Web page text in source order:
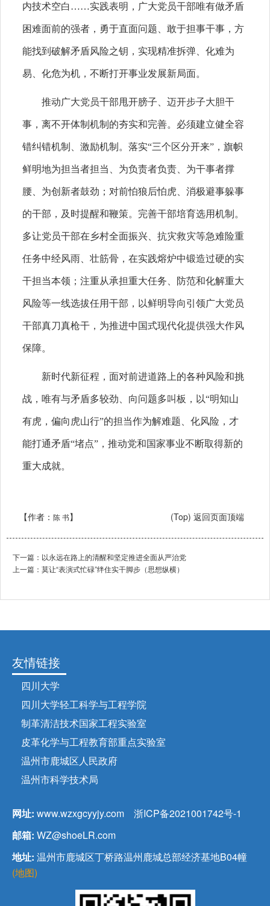
内技术空白……实践表明，广大党员干部唯有做矛盾
困难面前的强者，勇于直面问题、敢于担事干事，方
能找到破解矛盾风险之钥，实现精准拆弹、化难为
易、化危为机，不断打开事业发展新局面。
推动广大党员干部甩开膀子、迈开步子大胆干
事，离不开体制机制的夯实和完善。必须建立健全容
错纠错机制、激励机制。落实“三个区分开来”，旗帜
鲜明地为担当者担当、为负责者负责、为干事者撑
腰、为创新者鼓劲；对前怕狼后怕虎、消极避事躲事
的干部，及时提醒和鞭策。完善干部培育选用机制。
多让党员干部在乡村全面振兴、抗灾救灾等急难险重
任务中经风雨、壮筋骨，在实践熔炉中锻造过硬的实
干担当本领；注重从承担重大任务、防范和化解重大
风险等一线选拔任用干部，以鲜明导向引领广大党员
干部真刀真枪干，为推进中国式现代化提供强大作风
保障。
新时代新征程，面对前进道路上的各种风险和挑
战，唯有与矛盾多较劲、向问题多叫板，以“明知山
有虎，偏向虎山行”的担当作为解难题、化风险，才
能打通矛盾“堵点”，推动党和国家事业不断取得新的
重大成就。
【作者： 陈 书】 (Top) 返回页面顶端
下一篇： 以永远在路上的清醒和坚定推进全面从严治党
上一篇： 莫让“表演式忙碌”绊住实干脚步（思想纵横）
友情链接
四川大学
四川大学轻工科学与工程学院
制革清洁技术国家工程实验室
皮革化学与工程教育部重点实验室
温州市鹿城区人民政府
温州市科学技术局
网址: www.wzxgcyyjy.com
浙ICP备2021001742号-1
邮箱: WZ@shoeLR.com
地址: 温州市鹿城区丁桥路温州鹿城总部经济基地B04幢
(地图)